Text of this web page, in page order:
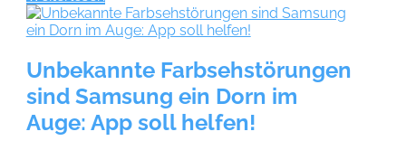
Unbekannte Farbsehstörungen
sind Samsung ein Dorn im
Auge: App soll helfen!